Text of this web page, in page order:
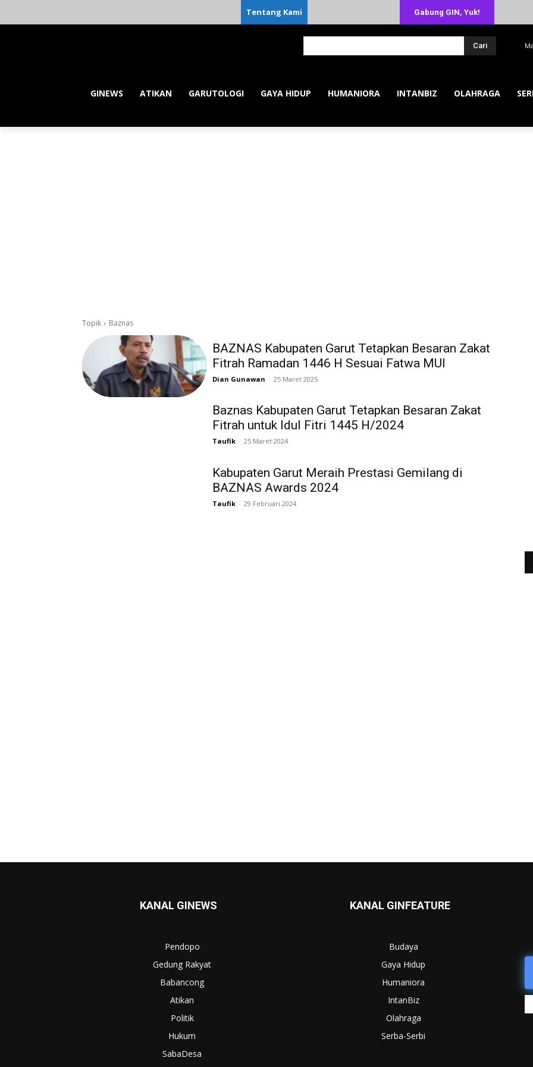
Tentang Kami Gabung GIN, Yuk!
Cari
GINEWS ATIKAN GARUTOLOGI GAYA HIDUP HUMANIORA INTANBIZ OLAHRAGA
Topik Baznas
BAZNAS Kabupaten Garut Tetapkan Besaran Zakat
Fitrah Ramadan 1446 H Sesuai Fatwa MUI
Dian Gunawan - 25 Maret 2025
Baznas Kabupaten Garut Tetapkan Besaran Zakat
Fitrah untuk Idul Fitri 1445 H/2024
Taufik - 25 Maret 2024
Kabupaten Garut Meraih Prestasi Gemilang di
BAZNAS Awards 2024
Taufik - 29 Februari 2024
KANAL GINEWS
Pendopo
Gedung Rakyat
Babancong
Atikan
Politik
Hukum
SabaDesa
KANAL GINFEATURE
Budaya
Gaya Hidup
Humaniora
IntanBiz
Olahraga
Serba-Serbi